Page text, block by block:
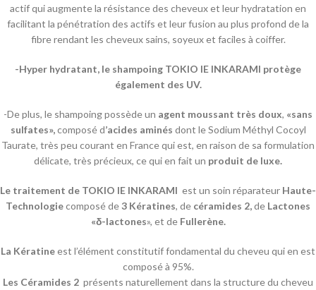
actif qui augmente la résistance des cheveux et leur hydratation en
facilitant la pénétration des actifs et leur fusion au plus profond de la
fibre rendant les cheveux sains, soyeux et faciles à coiffer.
-Hyper hydratant, le shampoing TOKIO IE INKARAMI protège
également des UV.
-De plus, le shampoing possède un agent moussant très doux, «sans
sulfates»,composé d’acides aminés dont le Sodium Méthyl Cocoyl
Taurate, très peu courant en France qui est, en raison de sa formulation
délicate, très précieux, ce qui en fait un produit de luxe.
Le traitement de TOKIO IE INKARAMI est un soin réparateur Haute-
Technologiecomposé de3 Kératines, de céramides 2,de Lactones
«δ-lactones», et de Fullerène.
La Kératineest l’élément constitutif fondamental du cheveu qui en est
composé à 95%.
Les Céramides 2 présents naturellement dans la structure du cheveu